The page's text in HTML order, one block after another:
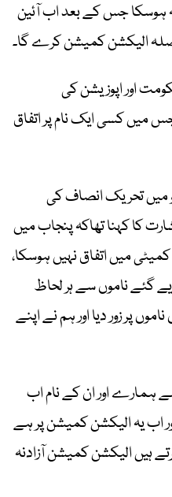
ہوسکا جس کے بعد اب آئین
الیکشن کمیشن کرے گا۔
اور اپوزيشن کی
میں کسی ایک نام پر اتفاق
میں تحریک انصاف کی
کا کہنا تھاکہ پنجاب میں
کمیٹی میں اتفاق نہیں ہوسکا،
گئے ناموں سے ہر لحاظ
پر زور دیا اور ہم نے اپنے
ہمارے اور ان کے نام اب
اب یہ الیکشن کمیشن پر ہے
ہیں الیکشن کمیشن آزادنہ